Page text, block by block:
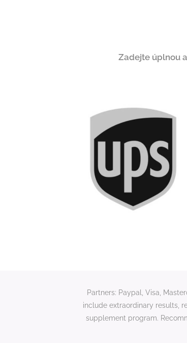
Zadejte úplnou
Partners: Paypal, Visa,
include extraordinary results,
supplement program.